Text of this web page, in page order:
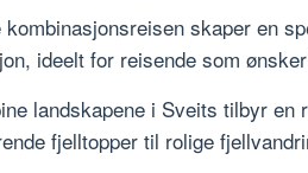
kombinasjonsreisen skaper en
ideelt for reisende som
landskapene i Sveits tilbyr
fjelltopper til rolige